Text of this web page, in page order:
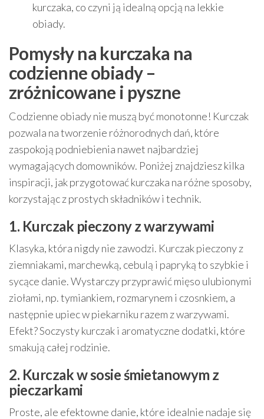
kurczaka, co czyni ją idealną opcją na lekkie
obiady.
Pomysły na kurczaka na
codzienne obiady –
zróżnicowane i pyszne
Codzienne obiady nie muszą być monotonne! Kurczak
pozwala na tworzenie różnorodnych dań, które
zaspokoją podniebienia nawet najbardziej
wymagających domowników. Poniżej znajdziesz kilka
inspiracji, jak przygotować kurczaka na różne sposoby,
korzystając z prostych składników i technik.
1. Kurczak pieczony z warzywami
Klasyka, która nigdy nie zawodzi. Kurczak pieczony z
ziemniakami, marchewką, cebulą i papryką to szybkie i
sycące danie. Wystarczy przyprawić mięso ulubionymi
ziołami, np. tymiankiem, rozmarynem i czosnkiem, a
następnie upiec w piekarniku razem z warzywami.
Efekt? Soczysty kurczak i aromatyczne dodatki, które
smakują całej rodzinie.
2. Kurczak w sosie śmietanowym z
pieczarkami
Proste, ale efektowne danie, które idealnie nadaje się